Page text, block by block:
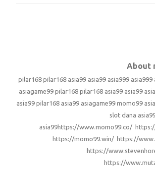
About
pilar168 pilar168 asia99 asia99 asia999 asia999
asiagame99 pilar168 pilar168 asia99 asia99
asia99 pilar168 asia99 asiagame99 momo99
slot dana
asia99https://www.momo99.co/
https://momo99.win/ https://
https://
https://